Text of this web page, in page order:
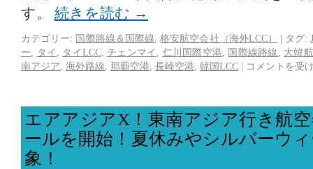
す。 続きを読む →
カテゴリー: 国際路線＆国際線 ,格安航空会社（海外LCC） | タグ:
ー
タイ タイLCC, チェンマイ 仁川国際空港 国際線路線
大韓
南アジア 海外路線 那覇空港 長崎空港 韓国LCC | コメントを受
エアアジアX！東南アジア行き航
ールを開始！夏休みやシルバーウ
象！